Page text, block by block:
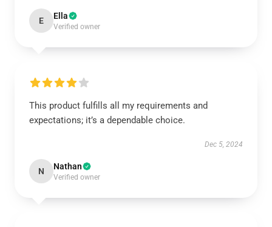
E Ella
Verified owner
This product fulfills all my requirements and
expectations; it’s a dependable choice.
Dec 5, 2024
N Nathan
Verified owner